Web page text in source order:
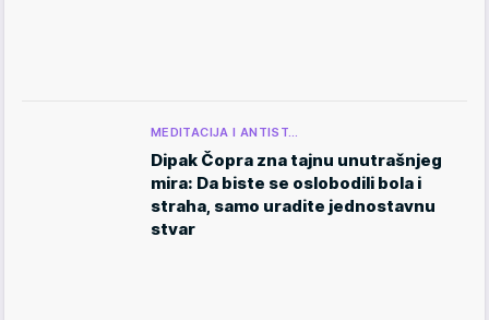
MEDITACIJA I ANTIST…
Dipak Čopra zna tajnu unutrašnjeg
mira: Da biste se oslobodili bola i
straha, samo uradite jednostavnu
stvar